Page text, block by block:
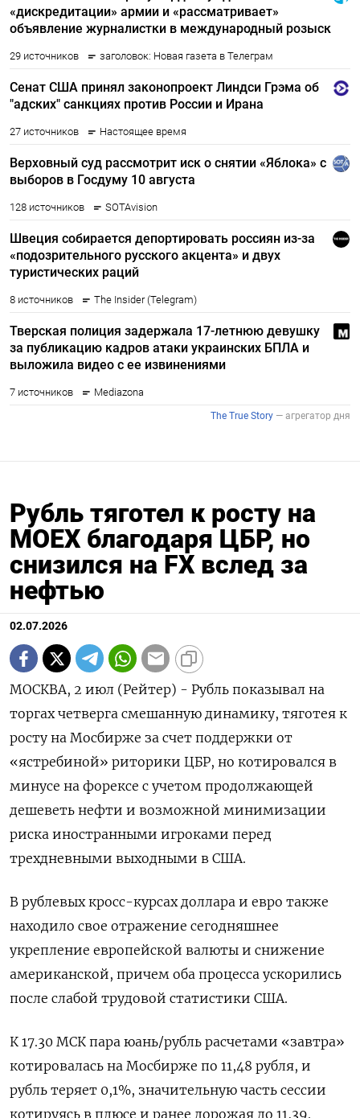
Рубль тяготел к росту на
MOEX благодаря ЦБР, но
снизился на FX вслед за
нефтью
02.07.2026
МОСКВА, 2 июл (Рейтер) - Рубль показывал на
торгах четверга смешанную динамику, тяготея к
росту на Мосбирже за счет поддержки от
«ястребиной» риторики ЦБР, но котировался в
минусе на форексе с учетом продолжающей
дешеветь нефти и возможной минимизации
риска иностранными игроками перед
трехдневными выходными в США.
В рублевых кросс-курсах доллара ‌и евро также
находило свое отражение сегодняшнее
укрепление европейской валюты и снижение
американской, причем оба процесса ускорились
после слабой трудовой статистики США.
К 17.30 МСК пара юань/рубль расчетами «завтра»
котировалась на Мосбирже по 11,48 рубля, и
рубль теряет 0,1%, значительную часть сессии
котируясь в плюсе и ​ранее дорожая до 11,39.